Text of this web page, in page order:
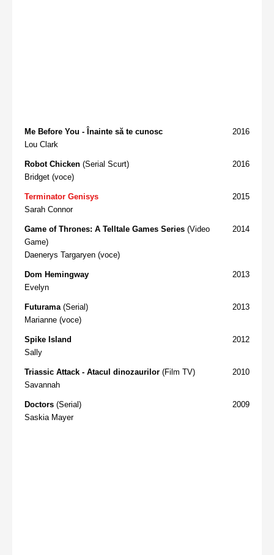
2016
Me Before You - Înainte să te cunosc
Lou Clark
2016
Robot Chicken (Serial Scurt)
Bridget (voce)
2015
Terminator Genisys
Sarah Connor
2014
Game of Thrones: A Telltale Games Series (Video
Game)
Daenerys Targaryen (voce)
2013
Dom Hemingway
Evelyn
2013
Futurama (Serial)
Marianne (voce)
2012
Spike Island
Sally
2010
Triassic Attack - Atacul dinozaurilor (Film TV)
Savannah
2009
Doctors (Serial)
Saskia Mayer